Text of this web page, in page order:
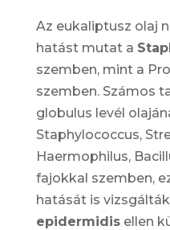
Az eukaliptusz olaj
hatást mutat a
szemben, mint a
szemben. Számos
globulus levél
Staphylococcus,
Haermophilus,
fajokkal szemben,
hatását is vizsgálták
epidermidisellen